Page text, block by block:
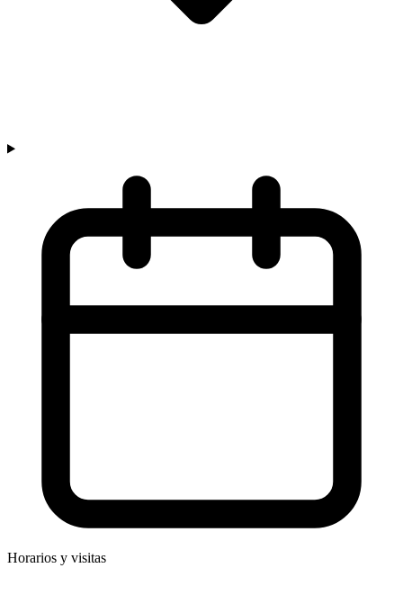
Horarios y visitas